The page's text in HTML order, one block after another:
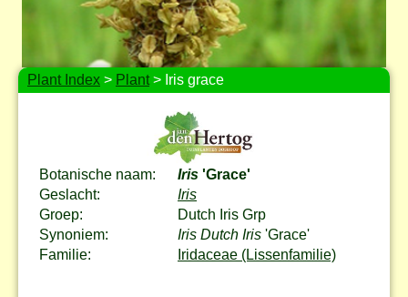
Plant Index > Plant> Iris grace
Botanische naam: Iris 'Grace'
Geslacht:
Iris
Groep:
Dutch Iris Grp
Synoniem:
Iris Dutch Iris 'Grace'
Familie:
Iridaceae (Lissenfamilie)